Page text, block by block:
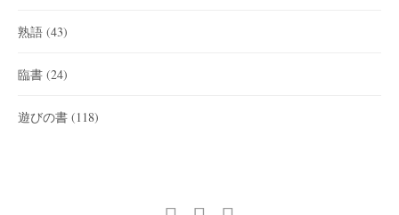
熟語 (43)
臨書 (24)
遊びの書 (118)